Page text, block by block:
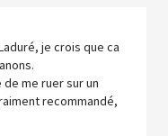
je crois que ca
me ruer sur un
recommandé,